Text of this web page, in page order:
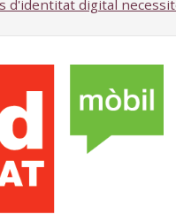
d'identitat digital